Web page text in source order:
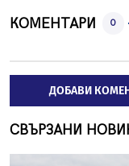
КОМЕНТАРИ 0
ДОБАВИ
СВЪРЗАНИ